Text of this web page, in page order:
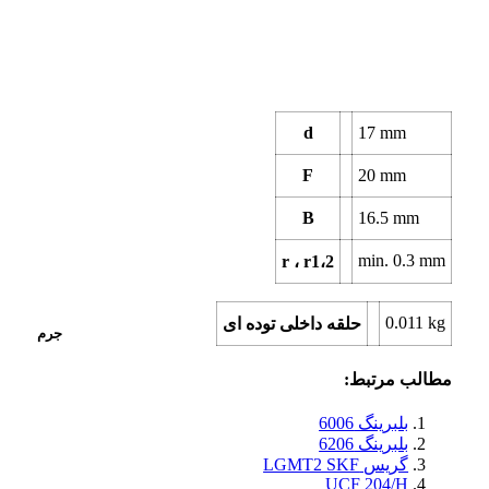
d 17mm
F 20mm
B 16.5mm
r ، r1،2 min. 0.3mm
جرم
حلقه داخلی توده ای 0.011kg
مطالب مرتبط:
بلبرینگ 6006
بلبرینگ 6206
گریس LGMT2 SKF
UCF 204/H